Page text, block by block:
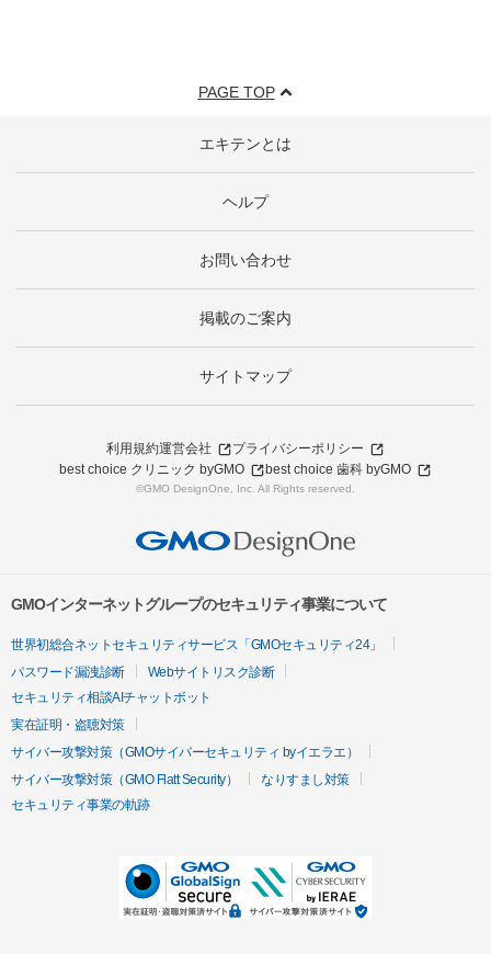
PAGE TOP
エキテンとは
ヘルプ
お問い合わせ
掲載のご案内
サイトマップ
利用規約運営会社
プライバシーポリシー
best choice クリニック byGMO
best choice 歯科 byGMO
©GMO DesignOne, Inc. All Rights reserved.
GMOインターネットグループのセキュリティ事業について
世界初総合ネットセキュリティサービス「GMOセキュリティ24」
パスワード漏洩診断
Webサイトリスク診断
セキュリティ相談AIチャットボット
実在証明・盗聴対策
サイバー攻撃対策（GMOサイバーセキュリティ byイエラエ）
サイバー攻撃対策（GMO Flatt Security）
なりすまし対策
セキュリティ事業の軌跡